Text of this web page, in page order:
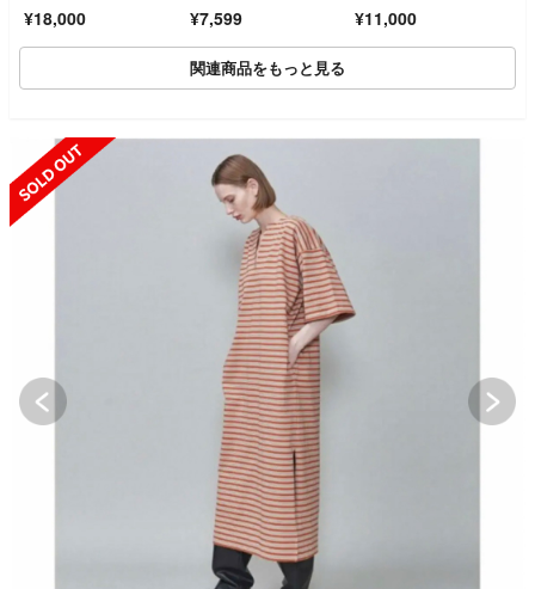
¥18,000 ¥7,599 クラン チェック柄ペ
ンシルスカート
¥11,000
関連商品をもっと見る